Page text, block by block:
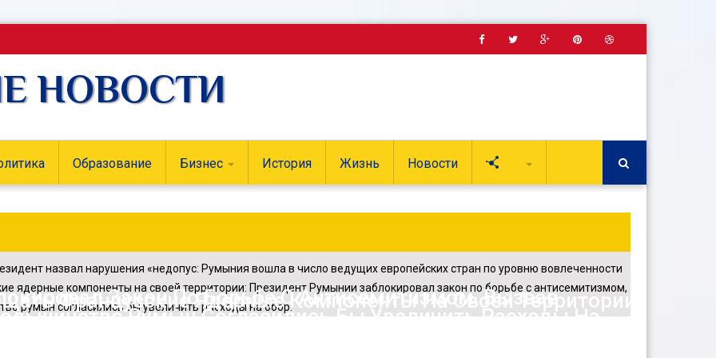
НОВОСТИ
Образование Бизнес История Жизнь Новости
назвал нарушения «недопус: Румыния вошла в число ведущих европейских стран по уровню вовлеченности
ядерные компоненты на своей территории: Президент Румынии заблокировал закон по борьбе с антисемитизмом,
румын согласились бы увеличить расходы на обор:
Французские Ядерные Компоненты На Своей Территории
Закон По Борьбе С Антисемитизмом, Вызвав
Румын Согласились Бы Увеличить Расходы На
Chat Привлек 14 Млн. Долларов США, Став Самым